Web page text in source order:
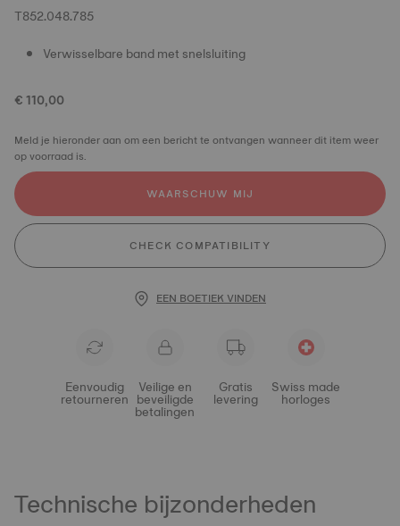
T852.048.785
Verwisselbare band met snelsluiting
€ 110,00
Meld je hieronder aan om een bericht te ontvangen wanneer dit item weer
op voorraad is.
WAARSCHUW MIJ
CHECK COMPATIBILITY
EEN BOETIEK VINDEN
Eenvoudig
retourneren
Veilige en
beveiligde
betalingen
Gratis
levering
Swiss made
horloges
Technische bijzonderheden